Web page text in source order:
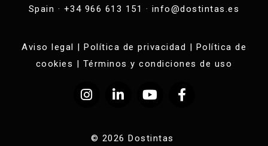
Spain · +34 966 613 151 · info@dostintas.es
Aviso legal | Política de privacidad | Política de
cookies | Términos y condiciones de uso
© 2026 Dostintas